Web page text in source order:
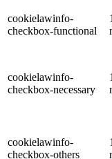
cookielawinfo-
checkbox-functional
cookielawinfo-
checkbox-necessary
cookielawinfo-
checkbox-others